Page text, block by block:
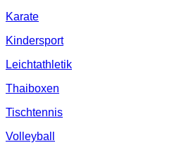
Karate
Kindersport
Leichtathletik
Thaiboxen
Tischtennis
Volleyball